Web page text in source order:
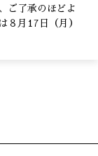
ご了承のほどよ
８月17日（月）